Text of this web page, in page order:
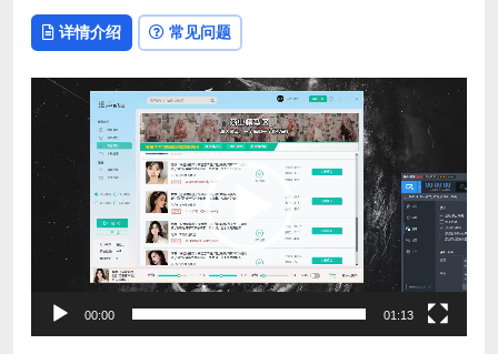
详情介绍 常见问题
频
00:00 01:13